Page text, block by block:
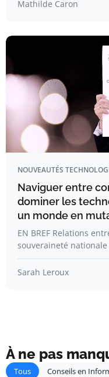
Mathilde Caron
NOUVEAUTÉS
Naviguer entre
dominer les
un monde en
EN BREF Relations
souveraineté
Sarah Leroux
À ne pas
Tous Conseils en